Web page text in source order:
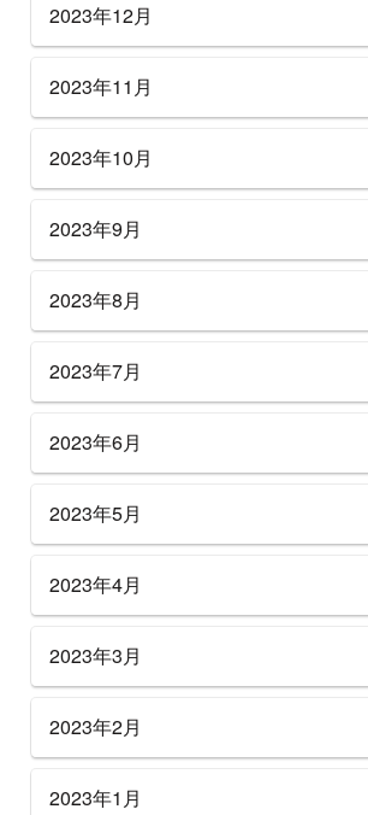
2023年12月
2023年11月
2023年10月
2023年9月
2023年8月
2023年7月
2023年6月
2023年5月
2023年4月
2023年3月
2023年2月
2023年1月